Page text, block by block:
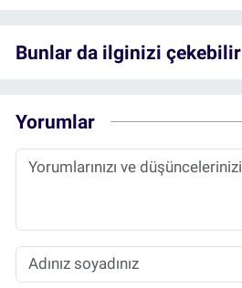
Bunlar da ilginizi çekebilir
Yorumlar